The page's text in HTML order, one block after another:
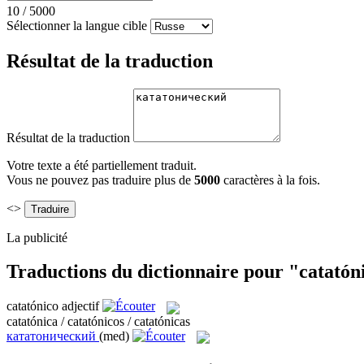
10 / 5000
Sélectionner la langue cible
Résultat de la traduction
Résultat de la traduction
Votre texte a été partiellement traduit.
Vous ne pouvez pas traduire plus de 5000 caractères à la fois.
<>
La publicité
Traductions du dictionnaire pour
catatónico adjectif
catatónica / catatónicos / catatónicas
кататонический (med)